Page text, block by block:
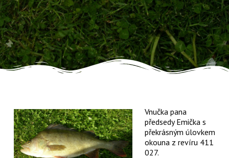
Vnučka pana
předsedy Emička s
překrásným úlovkem
okouna z revíru 411
027.